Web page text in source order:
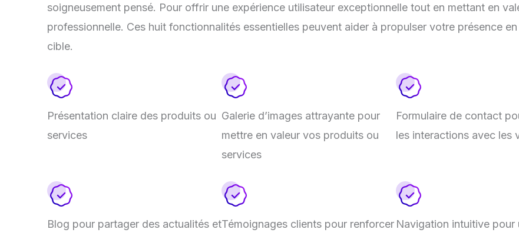
soigneusement pensé. Pour offrir une expérience utilisateur exceptionnelle tout en mettant en
professionnelle. Ces huit fonctionnalités essentielles peuvent aider à propulser votre présence
cible.
Présentation claire des produits ou
services
Galerie d’images attrayante pour
mettre en valeur vos produits ou
services
Formulaire de contact
les interactions avec les
Blog pour partager des actualités etTémoignages clients pour renforcer Navigation intuitive pour